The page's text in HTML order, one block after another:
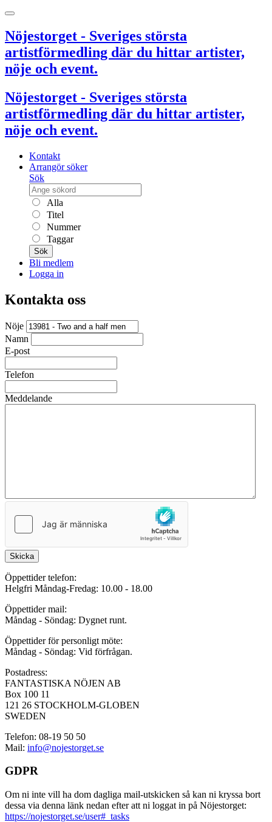
Nöjestorget - Sveriges största
artistförmedling där du hittar artister,
nöje och event.
Nöjestorget - Sveriges största
artistförmedling där du hittar artister,
nöje och event.
Kontakt
Arrangör söker
Sök
Alla
Titel
Nummer
Taggar
Sök
Bli medlem
Logga in
Kontakta oss
Nöje
Namn
E-post
Telefon
Meddelande
Skicka
Öppettider telefon:
Helgfri Måndag-Fredag: 10.00 - 18.00
Öppettider mail:
Måndag - Söndag: Dygnet runt.
Öppettider för personligt möte:
Måndag - Söndag: Vid förfrågan.
Postadress:
FANTASTISKA NÖJEN AB
Box 100 11
121 26 STOCKHOLM-GLOBEN
SWEDEN
Telefon: 08-19 50 50
Mail: info@nojestorget.se
GDPR
Om ni inte vill ha dom dagliga mail-utskicken så kan ni kryssa bort
dessa via denna länk nedan efter att ni loggat in på Nöjestorget:
https://nojestorget.se/user#_tasks